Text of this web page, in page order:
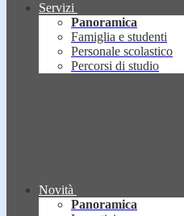
Servizi
Panoramica
Famiglia e studenti
Personale scolastico
Percorsi di studio
Novità
Panoramica